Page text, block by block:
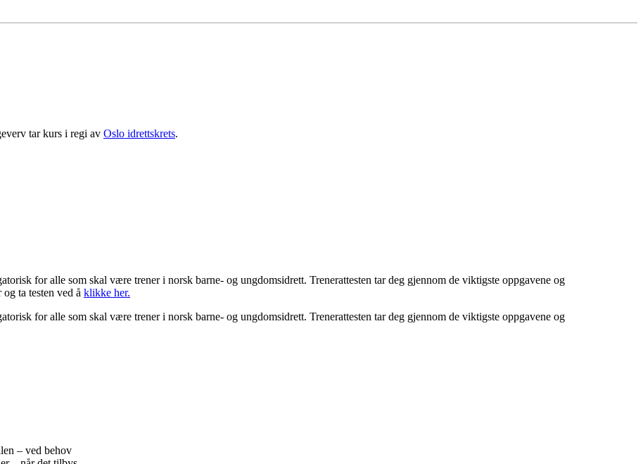
tar kurs i regi av Oslo idrettskrets.
for alle som skal være trener i norsk barne- og ungdomsidrett. Trenerattesten tar deg gjennom de viktigste oppgavene og
ta testen ved å klikke her.
for alle som skal være trener i norsk barne- og ungdomsidrett. Trenerattesten tar deg gjennom de viktigste oppgavene og
– ved behov